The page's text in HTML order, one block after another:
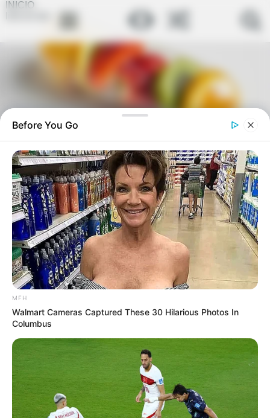
INICIO
El método que no conocías para las
arrugas
Before You Go
MFH
Walmart Cameras Captured These 30 Hilarious Photos In
Columbus